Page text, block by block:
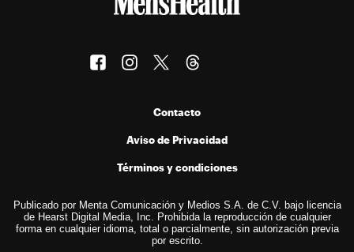
Contacto
Aviso de Privacidad
Términos y condiciones
Publicado por Menta Comunicación y Medios S.A. de C.V. bajo licencia
de Hearst Digital Media, Inc. Prohibida la reproducción de cualquier
forma en cualquier idioma, total o parcialmente, sin autorización previa
por escrito.